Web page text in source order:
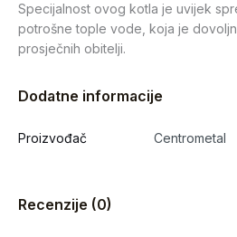
Specijalnost ovog kotla je uvijek
potrošne tople vode, koja je
prosječnih obitelji.
Dodatne informacije
Proizvođač Centrometal
Recenzije (0)